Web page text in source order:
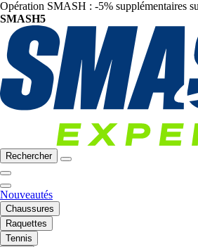
Opération SMASH : -5% supplémentaires
SMASH5
Rechercher
Nouveautés
Chaussures
Raquettes
Tennis